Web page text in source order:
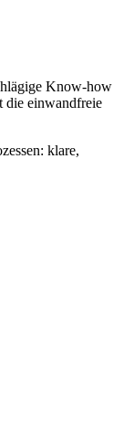
Know-how
die einwandfreie
klare,